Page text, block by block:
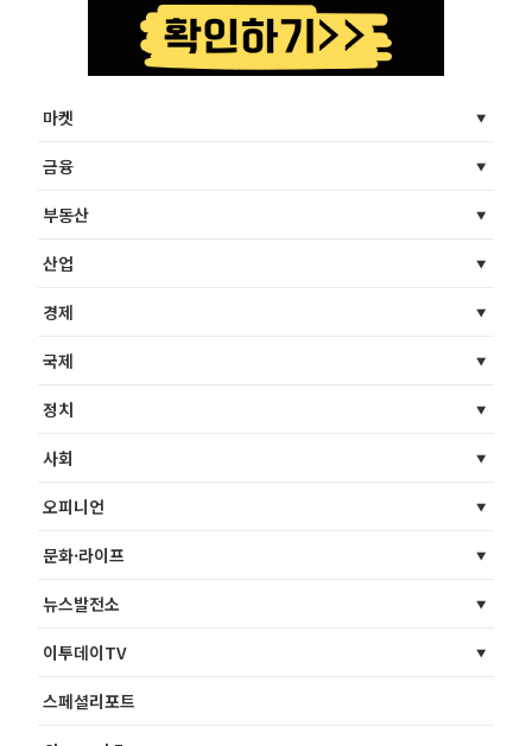
마켓
금융
부동산
산업
경제
국제
정치
사회
오피니언
문화·라이프
뉴스발전소
이투데이TV
스페셜리포트